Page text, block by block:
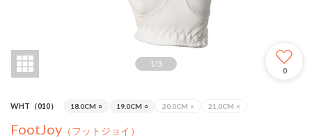
1 /3
0
WHT（010） 18.0CM ○ 19.0CM ○ 20.0CM × 21.0CM ×
FootJoy （フットジョイ）